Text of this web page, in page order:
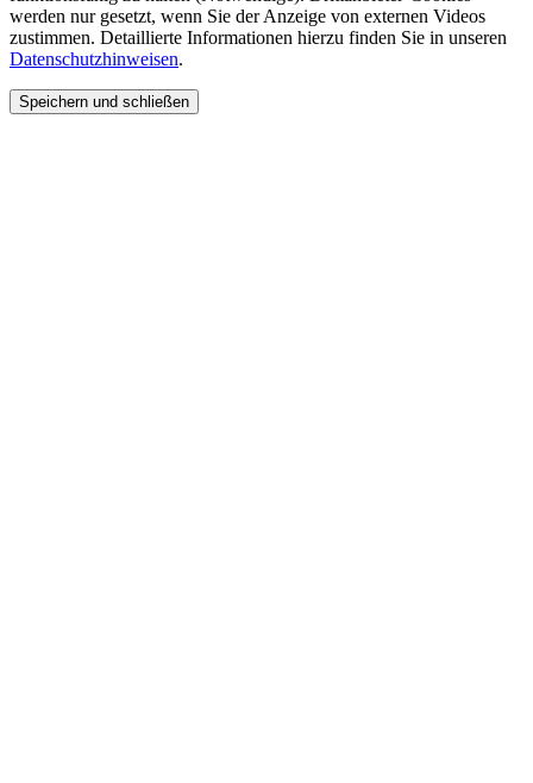
werden nur gesetzt, wenn Sie der Anzeige von externen Videos
zustimmen. Detaillierte Informationen hierzu finden Sie in unseren
Datenschutzhinweisen.
Speichern und schließen